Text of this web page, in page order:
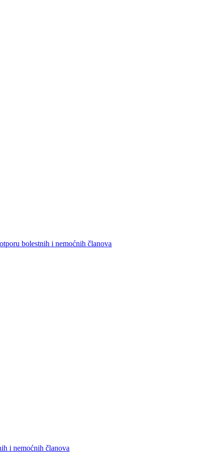
bolestnih i nemoćnih članova
i nemoćnih članova